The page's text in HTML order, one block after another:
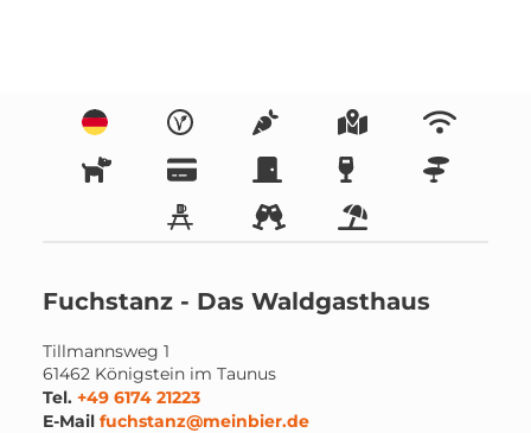
Fuchstanz - Das Waldgasthaus
Tillmannsweg 1
61462 Königstein im Taunus
Tel. +49 6174 21223
E-Mail fuchstanz@meinbier.de